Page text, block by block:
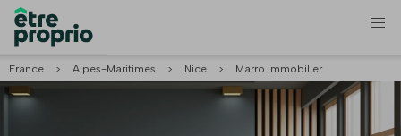
France > Alpes-Maritimes > Nice > Marro Immobilier